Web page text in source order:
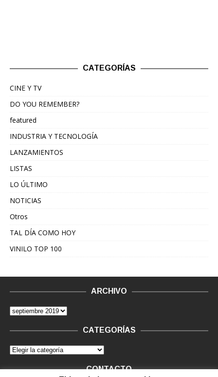
CATEGORÍAS
CINE Y TV
DO YOU REMEMBER?
featured
INDUSTRIA Y TECNOLOGÍA
LANZAMIENTOS
LISTAS
LO ÚLTIMO
NOTICIAS
Otros
TAL DÍA COMO HOY
VINILO TOP 100
ARCHIVO
CATEGORÍAS
CONTACTO